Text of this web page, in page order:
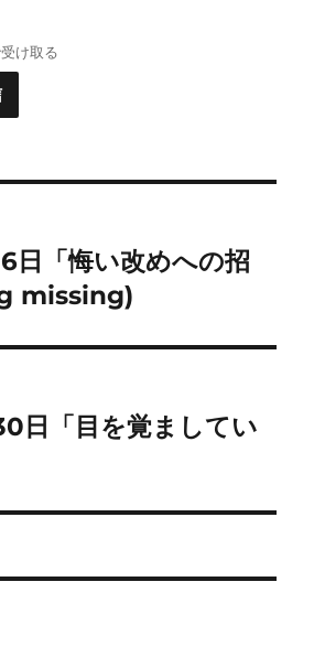
け取る
日「悔い改めへの招
missing)
日「目を覚ましてい